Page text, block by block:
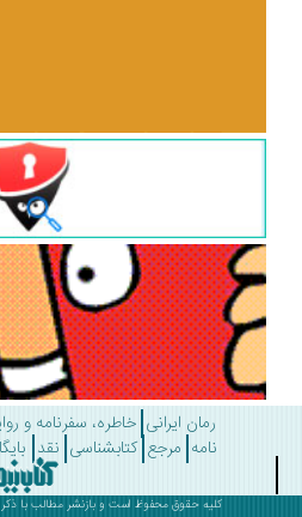
رمان ایرانی خاطره، سفرنامه و
نامه مرجع کتابشناسی نقد
کلیه حقوق محفوظ است و بازنشر مطالب با